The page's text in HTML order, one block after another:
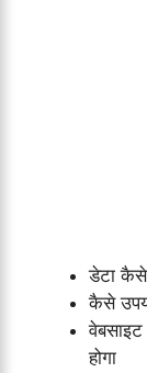
डेटा कैसे
कैसे
वेबसाइट
होगा